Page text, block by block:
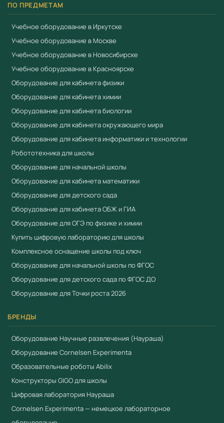
ПО ПРЕДМЕТАМ
Учебное оборудование в Иркутске
Учебное оборудование в Москве
Учебное оборудование в Новосибирске
Учебное оборудование в Красноярске
Оборудование для кабинета физики
Оборудование для кабинета химии
Оборудование для кабинета биологии
Оборудование для кабинета окружающего мира
Оборудование для кабинета информатики и технологии
Робототехника для школы
Оборудование для начальной школы
Оборудование для кабинета математики
Оборудование для детского сада
Оборудование для кабинета ОБЖ и ГИА
Оборудование для ОГЭ по физике и химии
Купить цифровую лабораторию для школы
Комплексное оснащение школы под ключ
Оборудование для начальной школы по ФГОС
Оборудование для детского сада по ФГОС ДО
Оборудование для Точки роста 2026
БРЕНДЫ
Оборудование Научные развлечения (Наураша)
Оборудование Cornelsen Experimenta
Образовательные роботы Abilix
Конструкторы GIGO для школы
Цифровая лаборатория Наураша
Cornelsen Experimenta — немецкое лабораторное